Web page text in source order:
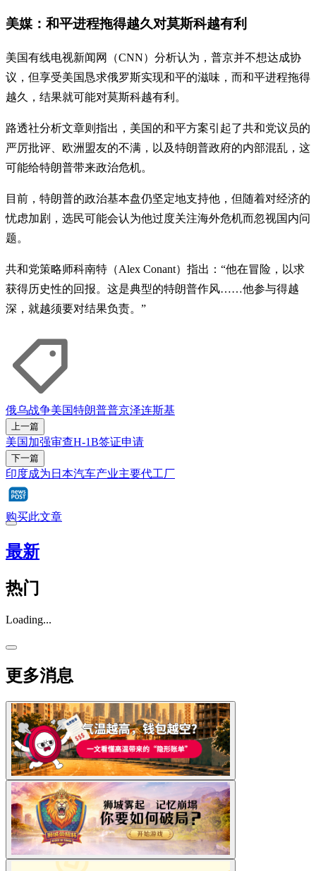
美媒：和平进程拖得越久对莫斯科越有利
美国有线电视新闻网（CNN）分析认为，普京并不想达成协
议，但享受美国恳求俄罗斯实现和平的滋味，而和平进程拖得
越久，结果就可能对莫斯科越有利。
路透社分析文章则指出，美国的和平方案引起了共和党议员的
严厉批评、欧洲盟友的不满，以及特朗普政府的内部混乱，这
可能给特朗普带来政治危机。
目前，特朗普的政治基本盘仍坚定地支持他，但随着对经济的
忧虑加剧，选民可能会认为他过度关注海外危机而忽视国内问
题。
共和党策略师科南特（Alex Conant）指出：“他在冒险，以求
获得历史性的回报。这是典型的特朗普作风……他参与得越
深，就越须要对结果负责。”
俄乌战争美国特朗普普京泽连斯基
上一篇
美国加强审查H-1B签证申请
下一篇
印度成为日本汽车产业主要代工厂
购买此文章
最新
热门
Loading...
更多消息